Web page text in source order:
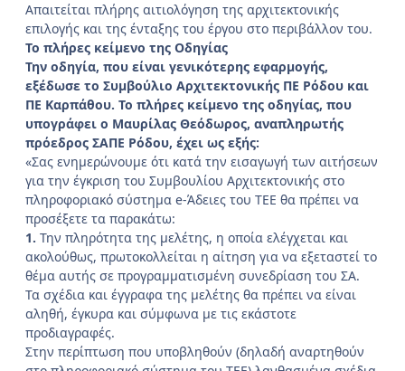
Απαιτείται πλήρης αιτιολόγηση της αρχιτεκτονικής
επιλογής και της ένταξης του έργου στο περιβάλλον του.
Το πλήρες κείμενο της Οδηγίας
Την οδηγία, που είναι γενικότερης εφαρμογής,
εξέδωσε το Συμβούλιο Αρχιτεκτονικής ΠΕ Ρόδου και
ΠΕ Καρπάθου. Το πλήρες κείμενο της οδηγίας, που
υπογράφει ο Μαυρίλας Θεόδωρος, αναπληρωτής
πρόεδρος ΣΑΠΕ Ρόδου, έχει ως εξής:
«Σας ενημερώνουμε ότι κατά την εισαγωγή των αιτήσεων
για την έγκριση του Συμβουλίου Αρχιτεκτονικής στο
πληροφοριακό σύστημα e-Άδειες του ΤΕΕ θα πρέπει να
προσέξετε τα παρακάτω:
1. Την πληρότητα της μελέτης, η οποία ελέγχεται και
ακολούθως, πρωτοκολλείται η αίτηση για να εξεταστεί το
θέμα αυτής σε προγραμματισμένη συνεδρίαση του ΣΑ.
Τα σχέδια και έγγραφα της μελέτης θα πρέπει να είναι
αληθή, έγκυρα και σύμφωνα με τις εκάστοτε
προδιαγραφές.
Στην περίπτωση που υποβληθούν (δηλαδή αναρτηθούν